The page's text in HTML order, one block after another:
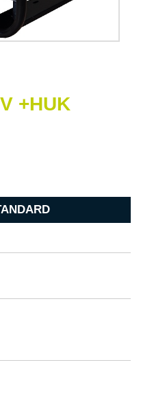
+HUK